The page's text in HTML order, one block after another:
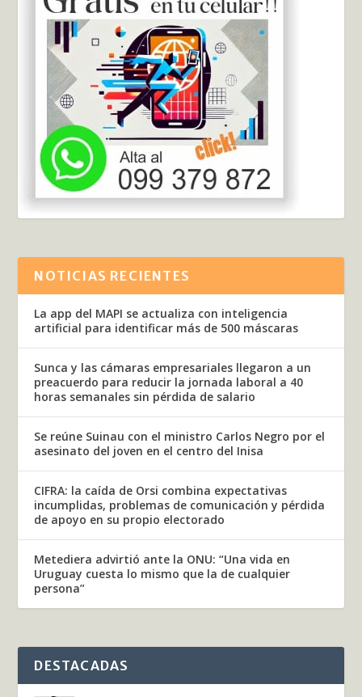
NOTICIAS RECIENTES
La app del MAPI se actualiza con inteligencia
artificial para identificar más de 500 máscaras
Sunca y las cámaras empresariales llegaron a un
preacuerdo para reducir la jornada laboral a 40
horas semanales sin pérdida de salario
Se reúne Suinau con el ministro Carlos Negro por el
asesinato del joven en el centro del Inisa
CIFRA: la caída de Orsi combina expectativas
incumplidas, problemas de comunicación y pérdida
de apoyo en su propio electorado
Metediera advirtió ante la ONU: “Una vida en
Uruguay cuesta lo mismo que la de cualquier
persona”
DESTACADAS